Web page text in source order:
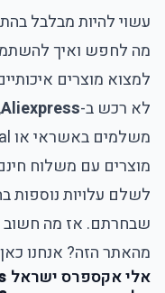
עשוי להיות מבלבל
מה לחפש ואיך
למצוא מוצרים
לא רכש ב-Aliexpress
מוצרים עם משלוח
לשלם עלויות נוספות
שבחרתם. אז מה חשוב
מהאתר הזה? אנחנו
אלי אקספרס ישראל